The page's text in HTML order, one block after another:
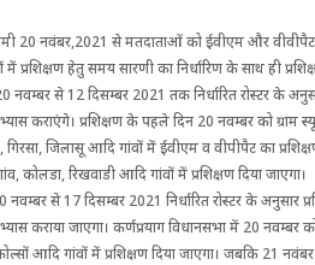
20 नवंबर,2021 से मतदाताओं को ईवीएम और वीवीपैट
में प्रशिक्षण हेतु समय सारणी का निर्धारिण के साथ ही
नवम्बर से 12 दिसम्बर 2021 तक निर्धारित रोस्टर के
कराएंगे। प्रशिक्षण के पहले दिन 20 नवम्बर को
जिलासू आदि गांवों में ईवीएम व वीपीपैट का
कोलडा, रिखवाडी आदि गांवों में प्रशिक्षण दिया जाएगा।
नवम्बर से 17 दिसम्बर 2021 निर्धारित रोस्टर के अनुसार
कराया जाएगा। कर्णप्रयाग विधानसभा में 20
आदि गांवों में प्रशिक्षण दिया जाएगा। जबकि 21